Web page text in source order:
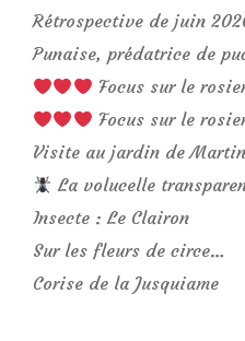
Rétrospective de juin
Punaise, prédatrice de
Focus sur le
Focus sur le
Visite au jardin de
La volucelle
Insecte : Le Clairon
Sur les fleurs de circe…
Corise de la Jusquiame